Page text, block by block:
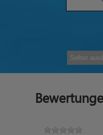
Selbst